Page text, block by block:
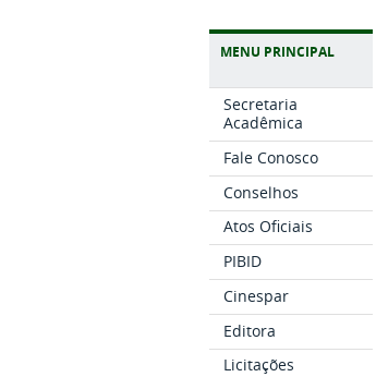
MENU PRINCIPAL
Secretaria
Acadêmica
Fale Conosco
Conselhos
Atos Oficiais
PIBID
Cinespar
Editora
Licitações